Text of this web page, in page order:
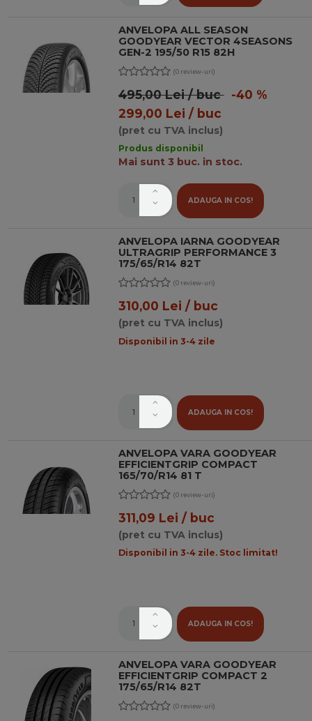
ANVELOPA ALL SEASON
GOODYEAR VECTOR 4SEASONS
GEN-2 195/50 R15 82H
(0 review-uri)
495,00 Lei / buc-40 %
299,00 Lei / buc
(pret cu TVA inclus)
Produs disponibil
Mai sunt 3 buc. in stoc.
ADAUGA IN COS!
ANVELOPA IARNA GOODYEAR
ULTRAGRIP PERFORMANCE 3
175/65/R14 82T
(0 review-uri)
310,00 Lei / buc
(pret cu TVA inclus)
Disponibil in 3-4 zile
ADAUGA IN COS!
ANVELOPA VARA GOODYEAR
EFFICIENTGRIP COMPACT
165/70/R14 81 T
(0 review-uri)
311,09 Lei / buc
(pret cu TVA inclus)
Disponibil in 3-4 zile. Stoc limitat!
ADAUGA IN COS!
ANVELOPA VARA GOODYEAR
EFFICIENTGRIP COMPACT 2
175/65/R14 82T
(0 review-uri)